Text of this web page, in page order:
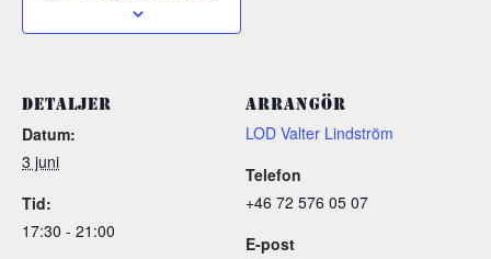
DETALJER
Datum:
3 juni
Tid:
17:30 - 21:00
ARRANGÖR
LOD Valter Lindström
Telefon
+46 72 576 05 07
E-post